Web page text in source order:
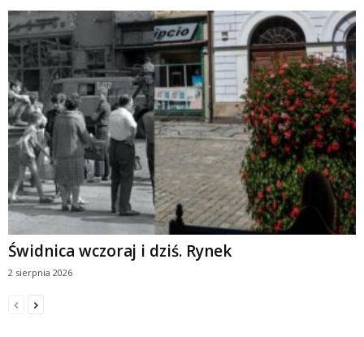
Świdnica wczoraj i dziś. Rynek
2 sierpnia 2026